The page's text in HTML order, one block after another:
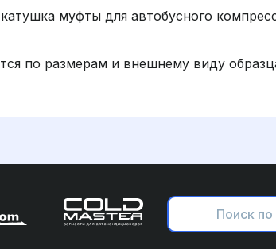
муфты для автобусного
по размерам и внешнему виду